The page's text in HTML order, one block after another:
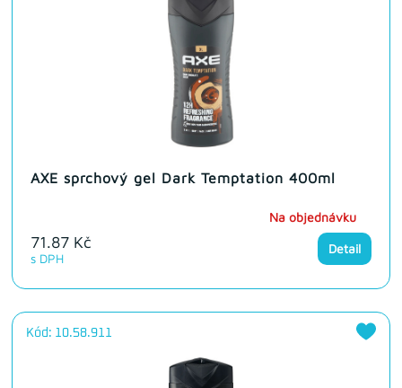
AXE sprchový gel Dark Temptation 400ml
71.87 Kč
s DPH
Na objednávku
Detail
Kód: 10.58.911